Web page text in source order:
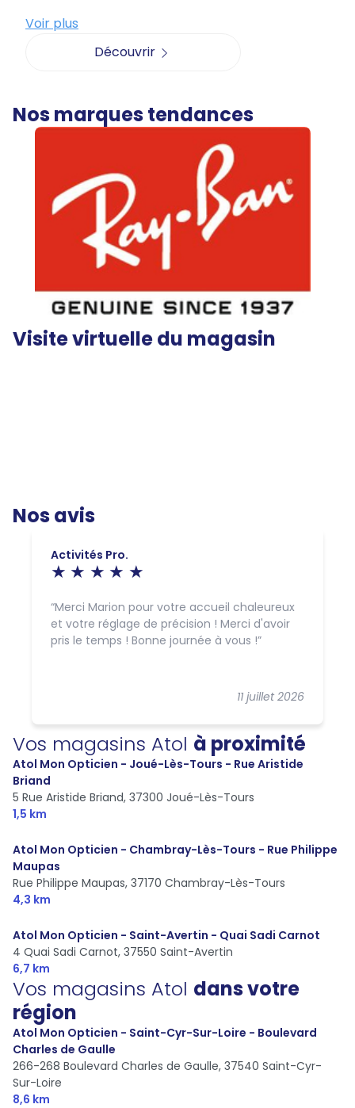
Voir plus
Découvrir
Nos marques tendances
Visite virtuelle du magasin
Nos avis
Activités Pro.
11 juillet 2026
Merci Marion pour votre accueil chaleureux
et votre réglage de précision ! Merci d'avoir
pris le temps ! Bonne journée à vous !
Vos magasins Atol à proximité
Atol Mon Opticien - Joué-Lès-Tours - Rue Aristide
Briand
5 Rue Aristide Briand, 37300 Joué-Lès-Tours
1,5 km
Atol Mon Opticien - Chambray-Lès-Tours - Rue Philippe
Maupas
Rue Philippe Maupas, 37170 Chambray-Lès-Tours
4,3 km
Atol Mon Opticien - Saint-Avertin - Quai Sadi Carnot
4 Quai Sadi Carnot, 37550 Saint-Avertin
6,7 km
Vos magasins Atol dans votre
région
Atol Mon Opticien - Saint-Cyr-Sur-Loire - Boulevard
Charles de Gaulle
266-268 Boulevard Charles de Gaulle, 37540 Saint-Cyr-
Sur-Loire
8,6 km